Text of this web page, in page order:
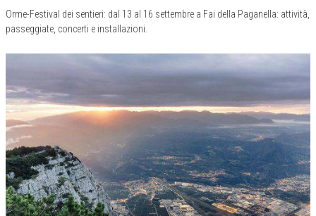
Orme-Festival dei sentieri: dal 13 al 16 settembre a Fai della Paganella: attività,
passeggiate, concerti e installazioni.